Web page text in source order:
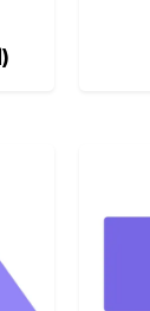
(الصلبة الأفلاطونية)